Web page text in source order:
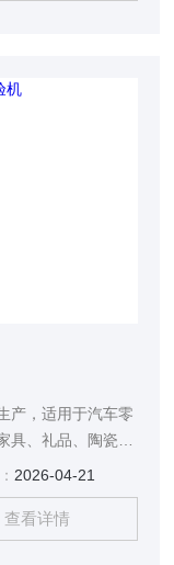
产，适用于汽车零
、礼品、陶瓷、
质鉴定，可靠性鉴
2026-04-21
查看详情